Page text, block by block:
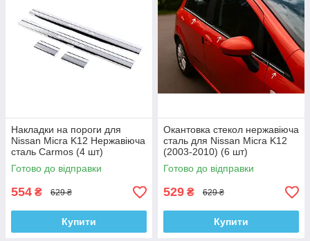
Накладки на пороги для
Nissan Micra K12 Нержавіюча
сталь Carmos (4 шт)
Готово до відправки
554 ₴ 629 ₴
Купити
Окантовка стекол нержавіюча
сталь для Nissan Micra K12
(2003-2010) (6 шт)
Готово до відправки
529 ₴ 629 ₴
Купити